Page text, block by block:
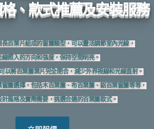
、款式推薦及安裝服務
百葉片組成的窗簾類型，可以靈活調節室內光線，
線照入的方向和強度，保持空間明亮。
以將百葉簾葉片完全閉合，減少外界視線和光線直射。
簾選擇，包括木百葉簾、布百葉簾、鋁百葉窗簾等等，
風格及實際需要，挑選合適的百葉簾款式。